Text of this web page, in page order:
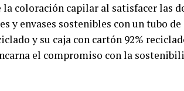
coloración capilar al satisfacer las
y envases sostenibles con un tubo
y su caja con cartón 92%
el compromiso con la